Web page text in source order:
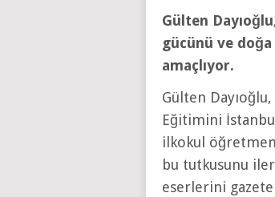
Gülten
gücünü ve
amaçlıyor.
Gülten
Eğitimini
ilkokul
bu tutkusunu
eserlerini